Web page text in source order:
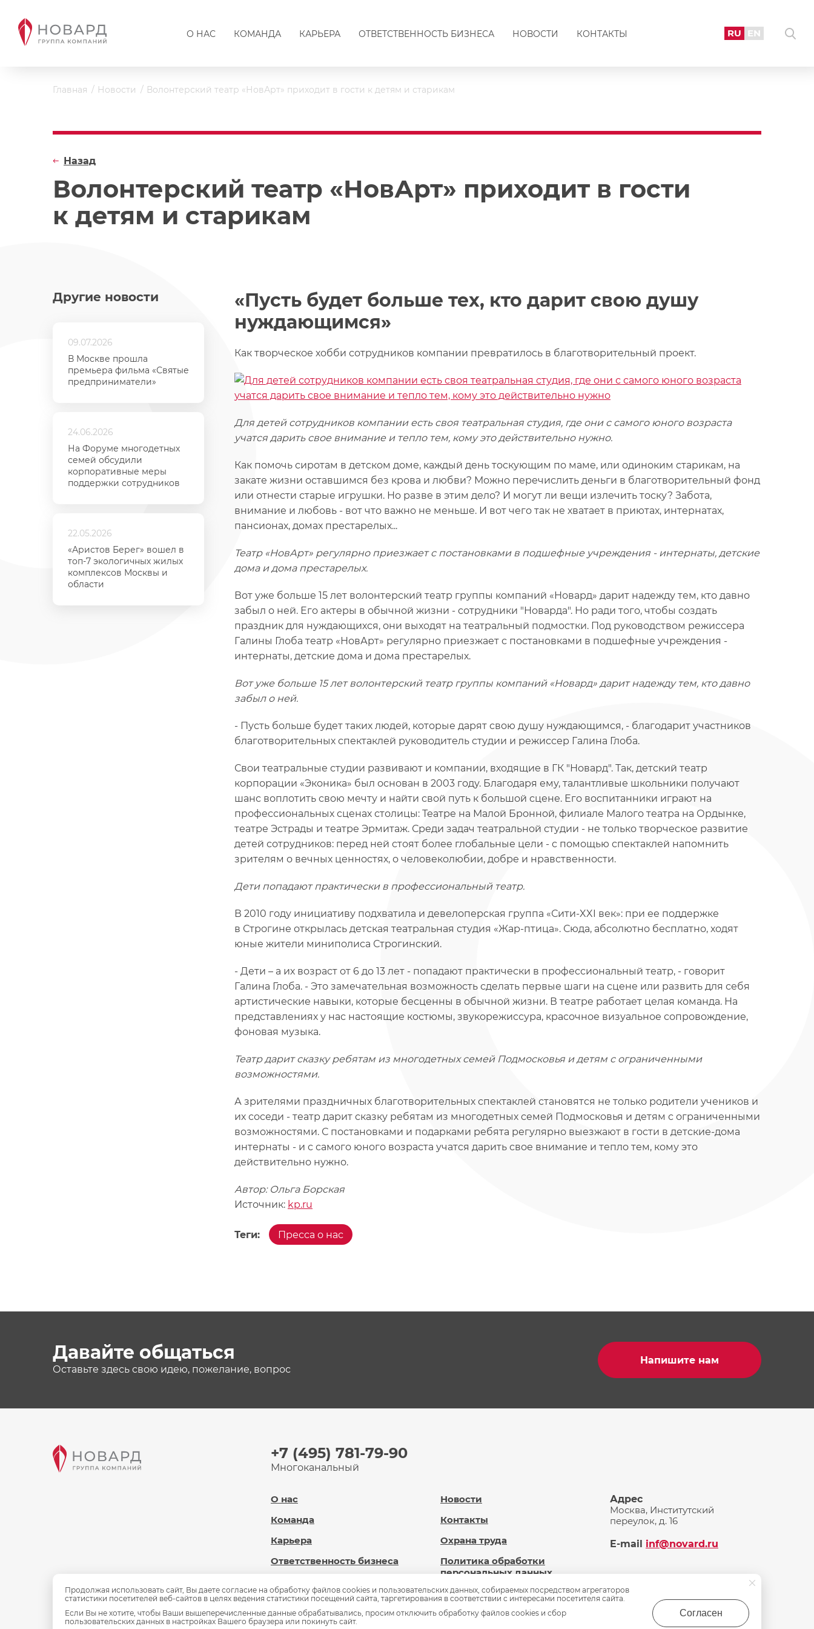
О НАС КОМАНДА КАРЬЕРА ОТВЕТСТВЕННОСТЬ БИЗНЕСА НОВОСТИ КОНТАКТЫ RU EN
Главная Новости Волонтерский театр «НовАрт» приходит в гости к детям и старикам
Волонтерский театр «НовАрт» приходит в гости
к детям и старикам
Назад
Другие новости
09.07.2026
В Москве прошла
премьера фильма «Святые
предприниматели»
24.06.2026
На Форуме многодетных
семей обсудили
корпоративные меры
поддержки сотрудников
22.05.2026
«Аристов Берег» вошел в
топ-7 экологичных жилых
комплексов Москвы и
области
«Пусть будет больше тех, кто дарит свою душу
нуждающимся»
Как творческое хобби сотрудников компании превратилось в благотворительный проект.
Для детей сотрудников компании есть своя театральная студия, где они с самого юного возраста
учатся дарить свое внимание и тепло тем, кому это действительно нужно.
Как помочь сиротам в детском доме, каждый день тоскующим по маме, или одиноким старикам, на
закате жизни оставшимся без крова и любви? Можно перечислить деньги в благотворительный фонд
или отнести старые игрушки. Но разве в этим дело? И могут ли вещи излечить тоску? Забота,
внимание и любовь - вот что важно не меньше. И вот чего так не хватает в приютах, интернатах,
пансионах, домах престарелых...
Театр «НовАрт» регулярно приезжает с постановками в подшефные учреждения - интернаты, детские
дома и дома престарелых.
Вот уже больше 15 лет волонтерский театр группы компаний «Новард» дарит надежду тем, кто давно
забыл о ней. Его актеры в обычной жизни - сотрудники "Новарда". Но ради того, чтобы создать
праздник для нуждающихся, они выходят на театральный подмостки. Под руководством режиссера
Галины Глоба театр «НовАрт» регулярно приезжает с постановками в подшефные учреждения -
интернаты, детские дома и дома престарелых.
Вот уже больше 15 лет волонтерский театр группы компаний «Новард» дарит надежду тем, кто давно
забыл о ней.
- Пусть больше будет таких людей, которые дарят свою душу нуждающимся, - благодарит участников
благотворительных спектаклей руководитель студии и режиссер Галина Глоба.
Свои театральные студии развивают и компании, входящие в ГК "Новард". Так, детский театр
корпорации «Эконика» был основан в 2003 году. Благодаря ему, талантливые школьники получают
шанс воплотить свою мечту и найти свой путь к большой сцене. Его воспитанники играют на
профессиональных сценах столицы: Театре на Малой Бронной, филиале Малого театра на Ордынке,
театре Эстрады и театре Эрмитаж. Среди задач театральной студии - не только творческое развитие
детей сотрудников: перед ней стоят более глобальные цели - с помощью спектаклей напомнить
зрителям о вечных ценностях, о человеколюбии, добре и нравственности.
Дети попадают практически в профессиональный театр.
В 2010 году инициативу подхватила и девелоперская группа «Сити-XXI век»: при ее поддержке
в Строгине открылась детская театральная студия «Жар-птица». Сюда, абсолютно бесплатно, ходят
юные жители миниполиса Строгинский.
- Дети – а их возраст от 6 до 13 лет - попадают практически в профессиональный театр, - говорит
Галина Глоба. - Это замечательная возможность сделать первые шаги на сцене или развить для себя
артистические навыки, которые бесценны в обычной жизни. В театре работает целая команда. На
представлениях у нас настоящие костюмы, звукорежиссура, красочное визуальное сопровождение,
фоновая музыка.
Театр дарит сказку ребятам из многодетных семей Подмосковья и детям с ограниченными
возможностями.
А зрителями праздничных благотворительных спектаклей становятся не только родители учеников и
их соседи - театр дарит сказку ребятам из многодетных семей Подмосковья и детям с ограниченными
возможностями. С постановками и подарками ребята регулярно выезжают в гости в детские-дома
интернаты - и с самого юного возраста учатся дарить свое внимание и тепло тем, кому это
действительно нужно.
Автор: Ольга Борская
Источник: kp.ru
Теги: Пресса о нас
Давайте общаться
Оставьте здесь свою идею, пожелание, вопрос
Напишите нам
+7 (495) 781-79-90
Многоканальный
О нас
Команда
Карьера
Ответственность бизнеса
Доброновард.рф
Статьи
Новости
Контакты
Охрана труда
Политика обработки
персональных данных
Сведения об
образовательной
организации
Адрес
Москва, Институтский
переулок, д. 16
E-mail inf@novard.ru
Продолжая использовать сайт, Вы даете согласие на обработку файлов cookies и пользовательских данных, собираемых посредством агрегаторов
статистики посетителей веб-сайтов в целях ведения статистики посещений сайта, таргетирования в соответствии с интересами посетителя сайта.
Если Вы не хотите, чтобы Ваши вышеперечисленные данные обрабатывались, просим отключить обработку файлов cookies и сбор
пользовательских данных в настройках Вашего браузера или покинуть сайт.
Согласен